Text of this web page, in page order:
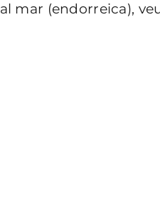
al mar (endorreica),